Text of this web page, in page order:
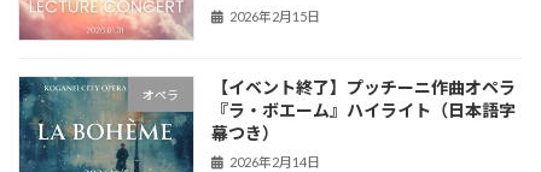
2026年2月15日
オペラ
【イベント終了】プッチーニ作曲オペラ
『ラ・ボエーム』ハイライト（日本語字
幕つき）
2026年2月14日